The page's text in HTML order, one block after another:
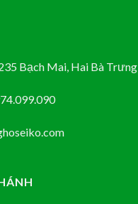
Bạch Mai, Hai Bà Trưng